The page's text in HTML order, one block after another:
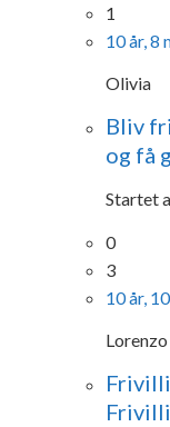
1
10 år, 8
Olivia
Bliv
og få
Startet
0
3
10 år,
Lorenzo